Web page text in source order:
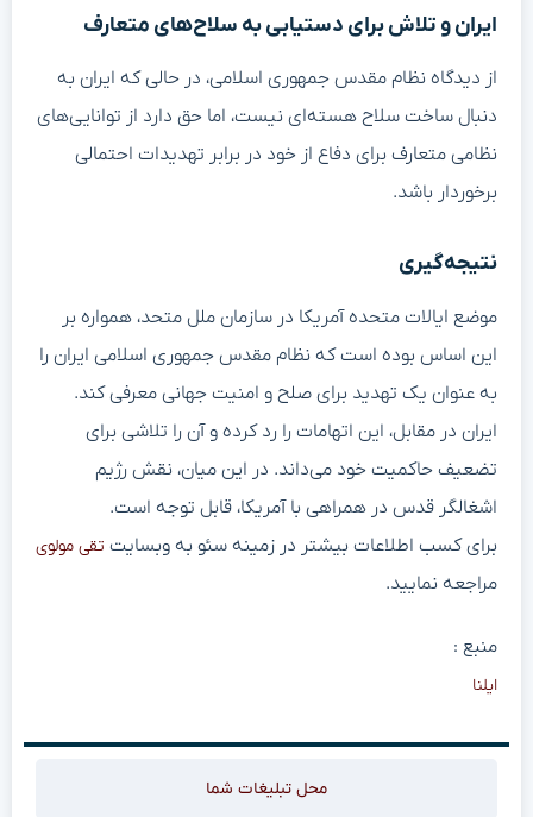
ایران و تلاش برای دستیابی به سلاح‌های متعارف
از دیدگاه نظام مقدس جمهوری اسلامی، در حالی که ایران به
دنبال ساخت سلاح هسته‌ای نیست، اما حق دارد از توانایی‌های
نظامی متعارف برای دفاع از خود در برابر تهدیدات احتمالی
برخوردار باشد.
نتیجه‌گیری
موضع ایالات متحده آمریکا در سازمان ملل متحد، همواره بر
این اساس بوده است که نظام مقدس جمهوری اسلامی ایران را
به عنوان یک تهدید برای صلح و امنیت جهانی معرفی کند.
ایران در مقابل، این اتهامات را رد کرده و آن را تلاشی برای
تضعیف حاکمیت خود می‌داند. در این میان، نقش رژیم
اشغالگر قدس در همراهی با آمریکا، قابل توجه است.
برای کسب اطلاعات بیشتر در زمینه سئو به وبسایت تقی مولوی
مراجعه نمایید.
منبع :
ایلنا
محل تبلیغات شما